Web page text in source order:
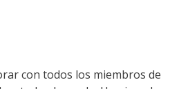
con todos los miembros de